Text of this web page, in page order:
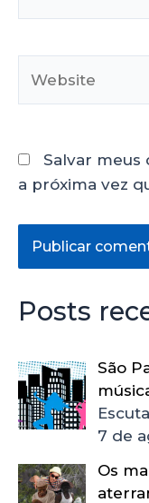
Salvar meus
a próxima vez
Posts
São
7 de
Os